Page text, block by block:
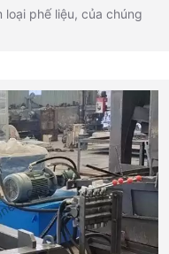
phế liệu, của chúng